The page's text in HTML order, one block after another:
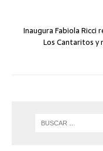
Inaugura Fabiola
Los Cantaritos y